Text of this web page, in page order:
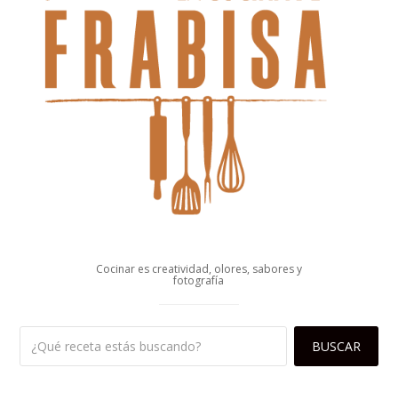
Cocinar es creatividad, olores, sabores y
fotografía